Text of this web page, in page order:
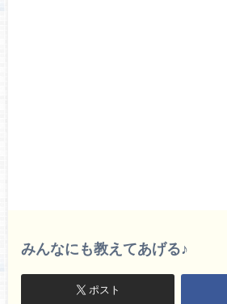
みんなにも教えてあげる♪
ポスト